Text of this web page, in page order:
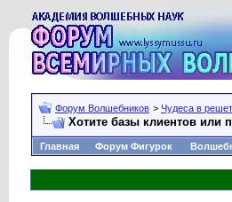
Форум Волшебников > Чудеса в
Хотите базы клиентов или
Главная Форум Фигурок